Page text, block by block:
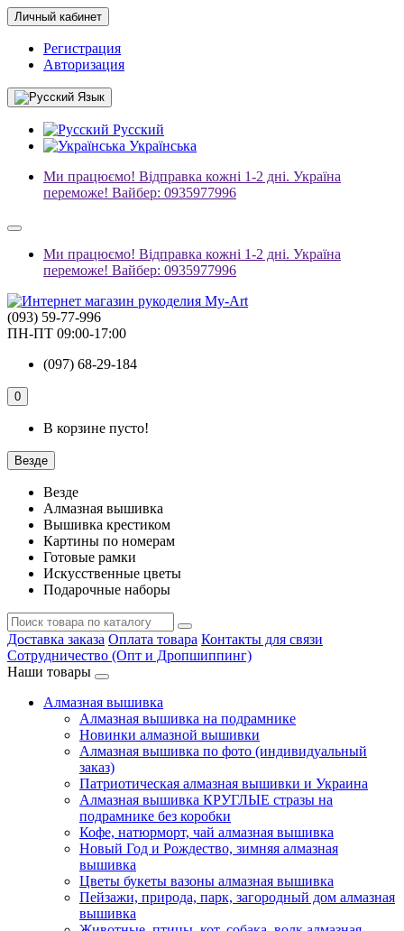
Личный кабинет
Регистрация
Авторизация
Язык
Русский
Українська
Ми працюємо! Відправка кожні 1-2 дні. Україна
переможе! Вайбер: 0935977996
Ми працюємо! Відправка кожні 1-2 дні. Україна
переможе! Вайбер: 0935977996
(093) 59-77-996
ПН-ПТ 09:00-17:00
(097) 68-29-184
0
В корзине пусто!
Везде
Везде
Алмазная вышивка
Вышивка крестиком
Картины по номерам
Готовые рамки
Искусственные цветы
Подарочные наборы
Доставка заказа Оплата товара Контакты для связи
Сотрудничество (Опт и Дропшиппинг)
Наши товары
Алмазная вышивка
Алмазная вышивка на подрамнике
Новинки алмазной вышивки
Алмазная вышивка по фото (индивидуальный
заказ)
Патриотическая алмазная вышивки и Украина
Алмазная вышивка КРУГЛЫЕ стразы на
подрамнике без коробки
Кофе, натюрморт, чай алмазная вышивка
Новый Год и Рождество, зимняя алмазная
вышивка
Цветы букеты вазоны алмазная вышивка
Пейзажи, природа, парк, загородный дом алмазная
вышивка